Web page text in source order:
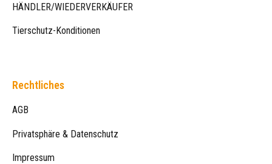
HÄNDLER/WIEDERVERKÄUFER
Tierschutz-Konditionen
Rechtliches
AGB
Privatsphäre & Datenschutz
Impressum